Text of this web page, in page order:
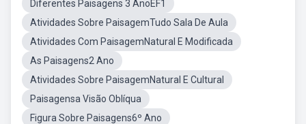
Diferentes Paisagens 3 AnoEF1
Atividades Sobre PaisagemTudo Sala De Aula
Atividades Com PaisagemNatural E Modificada
As Paisagens2 Ano
Atividades Sobre PaisagemNatural E Cultural
Paisagensa Visão Oblíqua
Figura Sobre Paisagens6º Ano